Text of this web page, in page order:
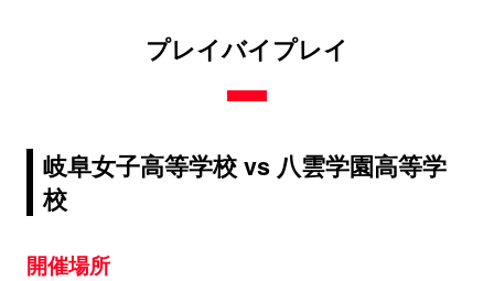
プレイバイプレイ
岐阜女子高等学校 vs 八雲学園高等学
校
開催場所